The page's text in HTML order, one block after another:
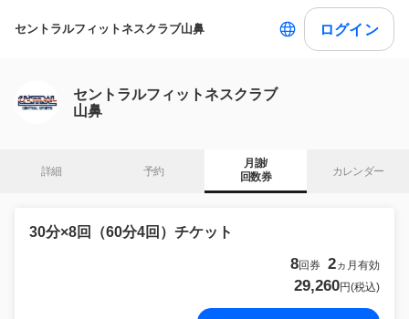
セントラルフィットネスクラブ山鼻 ログイン
セントラルフィットネスクラブ
山鼻
詳細 予約
月謝/
回数券
カレンダー
30分×8回（60分4回）チケット
8回券 2ヵ月有効
29,260円(税込)